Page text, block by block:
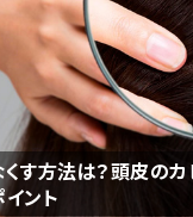
す方法は？頭皮の
ント